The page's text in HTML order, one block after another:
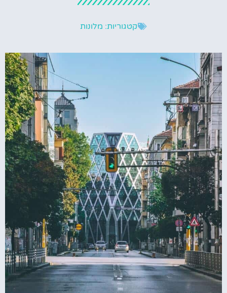
קטגוריות: מלונות